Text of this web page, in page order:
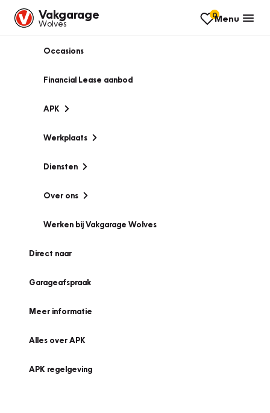
Vakgarage
Wolves
0Menu
Occasions
Financial Lease aanbod
APK
Werkplaats
Diensten
Over ons
Werken bij Vakgarage Wolves
Direct naar
Garageafspraak
Meer informatie
Alles over APK
APK regelgeving